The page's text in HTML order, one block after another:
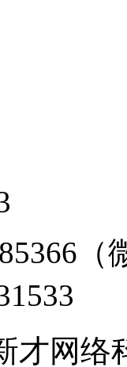
（
才网络